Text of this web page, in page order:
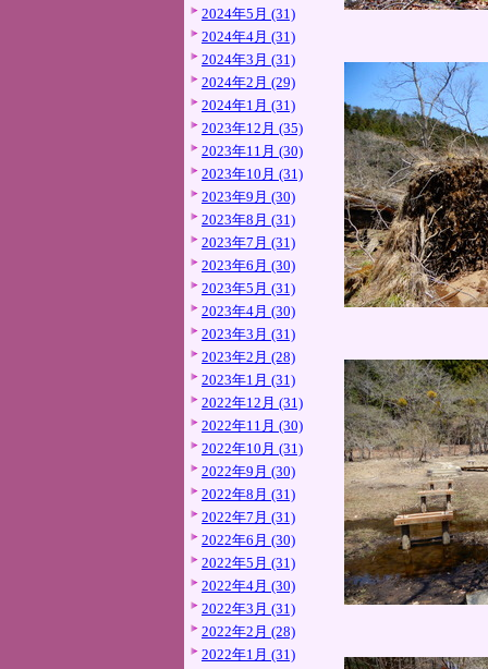
2024年5月 (31)
2024年4月 (31)
2024年3月 (31)
2024年2月 (29)
2024年1月 (31)
2023年12月 (35)
2023年11月 (30)
2023年10月 (31)
2023年9月 (30)
2023年8月 (31)
2023年7月 (31)
2023年6月 (30)
2023年5月 (31)
2023年4月 (30)
2023年3月 (31)
2023年2月 (28)
2023年1月 (31)
2022年12月 (31)
2022年11月 (30)
2022年10月 (31)
2022年9月 (30)
2022年8月 (31)
2022年7月 (31)
2022年6月 (30)
2022年5月 (31)
2022年4月 (30)
2022年3月 (31)
2022年2月 (28)
2022年1月 (31)